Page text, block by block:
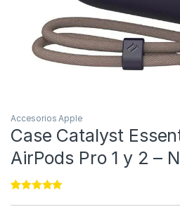
Accesorios Apple
Case Catalyst
AirPods Pro 1 y 2 –